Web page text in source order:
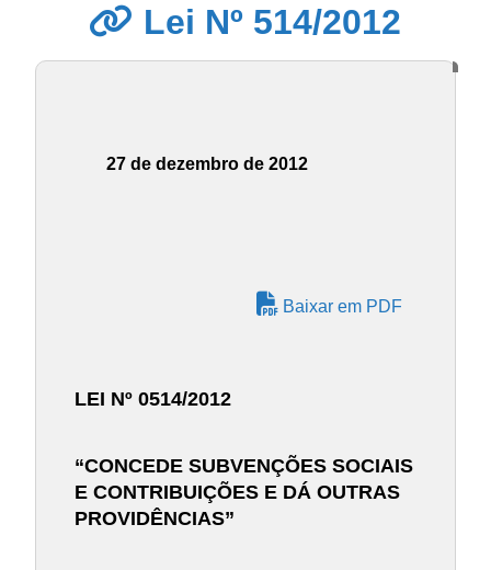
Lei Nº 514/2012
27 de dezembro de 2012
Baixar em PDF
LEI Nº 0514/2012
“CONCEDE SUBVENÇÕES SOCIAIS
E CONTRIBUIÇÕES E DÁ OUTRAS
PROVIDÊNCIAS”